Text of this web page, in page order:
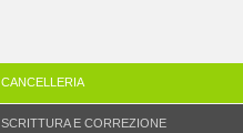
CANCELLERIA
SCRITTURA E CORREZIONE